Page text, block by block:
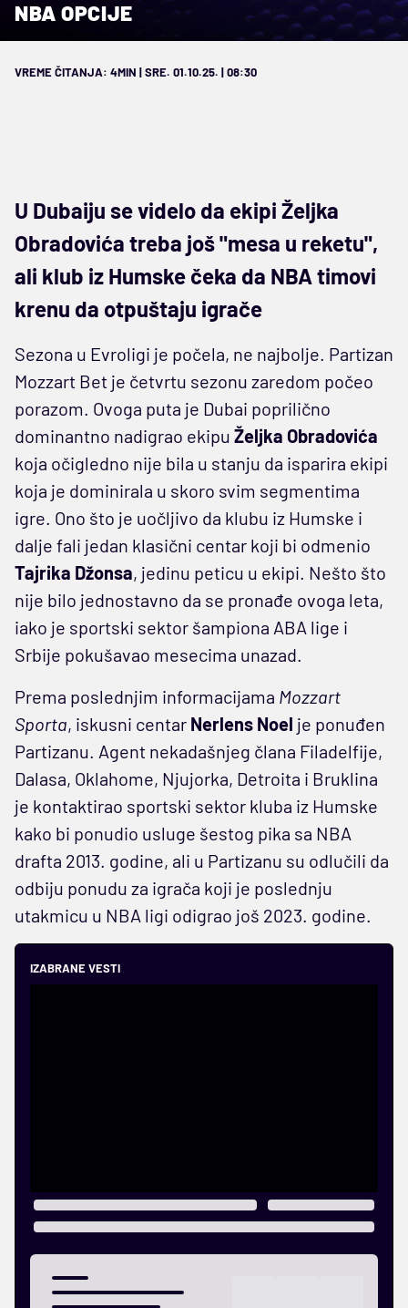
NBA OPCIJE
VREME ČITANJA: 4MIN | SRE. 01.10.25. | 08:30
U Dubaiju se videlo da ekipi Željka
Obradovića treba još "mesa u reketu",
ali klub iz Humske čeka da NBA timovi
krenu da otpuštaju igrače
Sezona u Evroligi je počela, ne najbolje. Partizan
Mozzart Bet je četvrtu sezonu zaredom počeo
porazom. Ovoga puta je Dubai poprilično
dominantno nadigrao ekipu Željka Obradovića
koja očigledno nije bila u stanju da isparira ekipi
koja je dominirala u skoro svim segmentima
igre. Ono što je uočljivo da klubu iz Humske i
dalje fali jedan klasični centar koji bi odmenio
Tajrika Džonsa, jedinu peticu u ekipi. Nešto što
nije bilo jednostavno da se pronađe ovoga leta,
iako je sportski sektor šampiona ABA lige i
Srbije pokušavao mesecima unazad.
Prema poslednjim informacijama Mozzart
Sporta, iskusni centar Nerlens Noel je ponuđen
Partizanu. Agent nekadašnjeg člana Filadelfije,
Dalasa, Oklahome, Njujorka, Detroita i Bruklina
je kontaktirao sportski sektor kluba iz Humske
kako bi ponudio usluge šestog pika sa NBA
drafta 2013. godine, ali u Partizanu su odlučili da
odbiju ponudu za igrača koji je poslednju
utakmicu u NBA ligi odigrao još 2023. godine.
IZABRANE VESTI